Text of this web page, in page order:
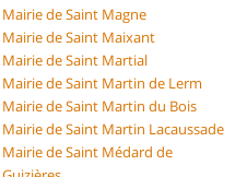
Mairie de Saint Magne
Mairie de Saint Maixant
Mairie de Saint Martial
Mairie de Saint Martin de Lerm
Mairie de Saint Martin du Bois
Mairie de Saint Martin Lacaussade
Mairie de Saint Médard de